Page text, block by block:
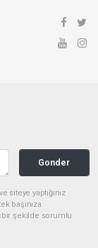
Gonder
siteye yaptığınız
başınıza
şekilde sorumlu